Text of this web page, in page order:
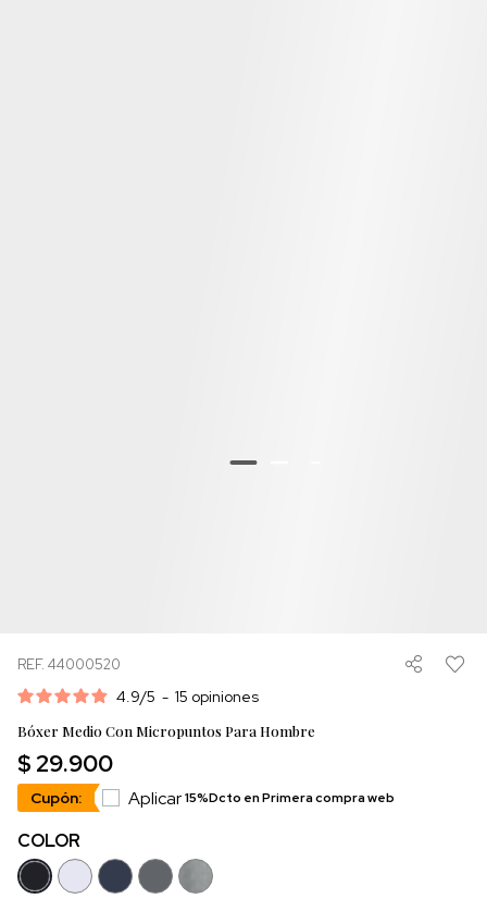
REF. 44000520
4.9/5 - 15 opiniones
Bóxer Medio Con Micropuntos Para Hombre
$ 29.900
Cupón: Aplicar15%Dcto en Primera compra web
COLOR